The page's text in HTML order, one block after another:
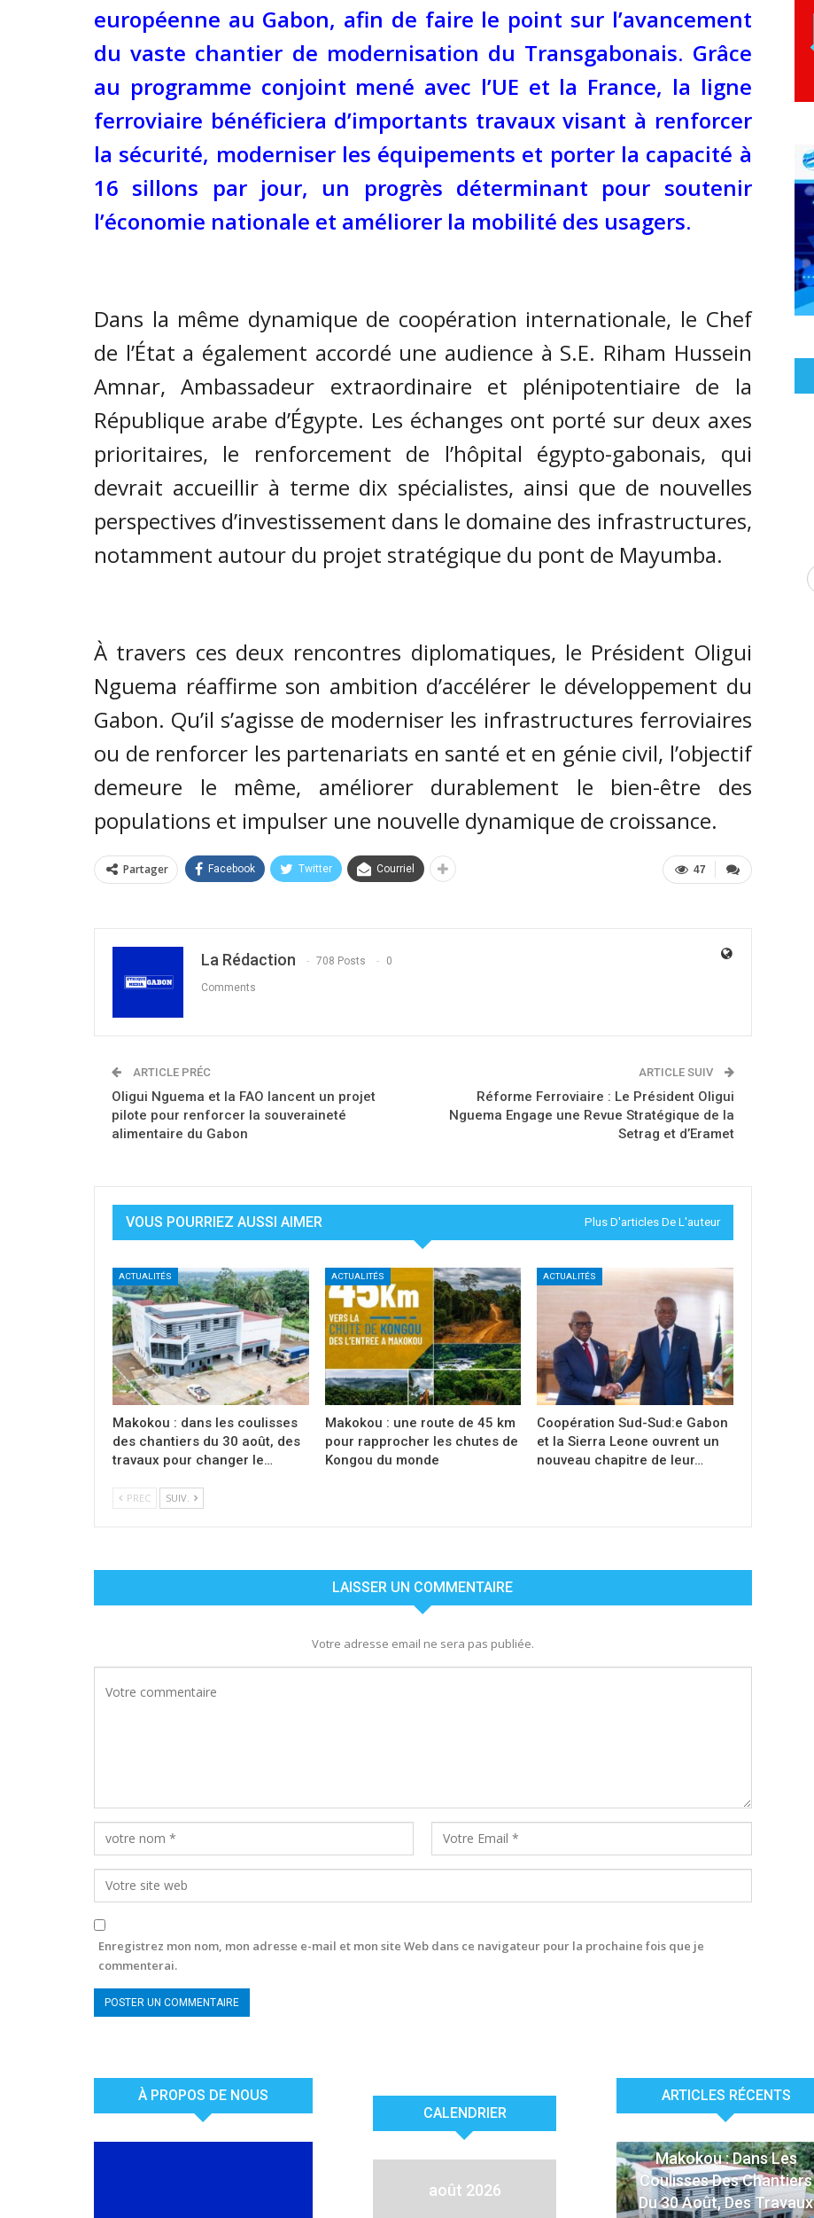
européenne au Gabon, afin de faire le point sur l’avancement
du vaste chantier de modernisation du Transgabonais. Grâce
au programme conjoint mené avec l’UE et la France, la ligne
ferroviaire bénéficiera d’importants travaux visant à renforcer
la sécurité, moderniser les équipements et porter la capacité à
16 sillons par jour, un progrès déterminant pour soutenir
l’économie nationale et améliorer la mobilité des usagers.
Dans la même dynamique de coopération internationale, le Chef
de l’État a également accordé une audience à S.E. Riham Hussein
Amnar, Ambassadeur extraordinaire et plénipotentiaire de la
République arabe d’Égypte. Les échanges ont porté sur deux axes
prioritaires, le renforcement de l’hôpital égypto-gabonais, qui
devrait accueillir à terme dix spécialistes, ainsi que de nouvelles
perspectives d’investissement dans le domaine des infrastructures,
notamment autour du projet stratégique du pont de Mayumba.
À travers ces deux rencontres diplomatiques, le Président Oligui
Nguema réaffirme son ambition d’accélérer le développement du
Gabon. Qu’il s’agisse de moderniser les infrastructures ferroviaires
ou de renforcer les partenariats en santé et en génie civil, l’objectif
demeure le même, améliorer durablement le bien-être des
populations et impulser une nouvelle dynamique de croissance.
47
Partager Facebook Twitter Courriel
La Rédaction 708 Posts 0
Comments
ARTICLE PRÉC
Oligui Nguema et la FAO lancent un projet
pilote pour renforcer la souveraineté
alimentaire du Gabon
ARTICLE SUIV
Réforme Ferroviaire : Le Président Oligui
Nguema Engage une Revue Stratégique de la
Setrag et d’Eramet
VOUS POURRIEZ AUSSI AIMER Plus D'articles De L'auteur
ACTUALITÉS
Makokou : dans les coulisses
des chantiers du 30 août, des
travaux pour changer le…
ACTUALITÉS
Makokou : une route de 45 km
pour rapprocher les chutes de
Kongou du monde
ACTUALITÉS
Coopération Sud-Sud:e Gabon
et la Sierra Leone ouvrent un
nouveau chapitre de leur…
PREC SUIV.
LAISSER UN COMMENTAIRE
Votre adresse email ne sera pas publiée.
Enregistrez mon nom, mon adresse e-mail et mon site Web dans ce navigateur pour la prochaine fois que je
commenterai.
À PROPOS DE NOUS
CALENDRIER
août 2026
ARTICLES RÉCENTS
ACTUALITÉS
Makokou : Dans Les
Coulisses Des Chantiers
Du 30 Août, Des Travaux